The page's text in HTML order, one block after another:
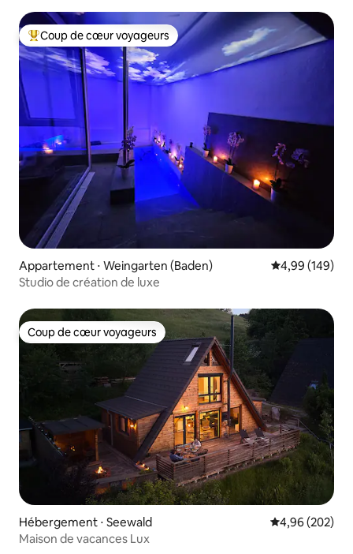
Coups de cœur voyageurs les plus appréciés
Coup de cœur voyageurs
Appartement ⋅ Weingarten (Baden) Évaluation
4,99 (149)
Studio de création de luxe
Coup de cœur voyageurs
Coup de cœur voyageurs
Hébergement ⋅ Seewald Évaluation
4,96 (202)
Maison de vacances Lux